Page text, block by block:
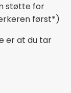
støtte for
først*)
er at du tar